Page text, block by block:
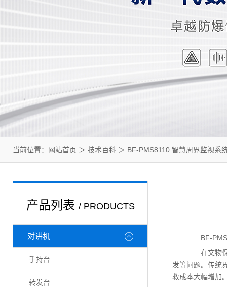
当前位置： 网站首页 ＞ 技术百科 ＞ BF-PMS8110 智慧周界监视系
产品列表 / PRODUCTS
对讲机
手持台
转发台
BF-
在文物保
发等问题。传统
救成本大幅增加